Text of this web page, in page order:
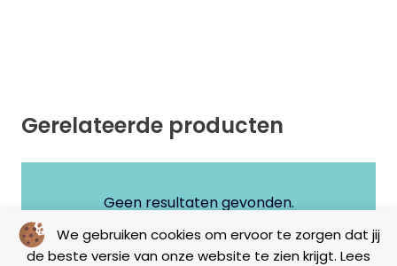
We gebruiken cookies om ervoor te zorgen dat jij
de beste versie van onze website te zien krijgt. Lees
Gerelateerde producten
Geen resultaten gevonden.